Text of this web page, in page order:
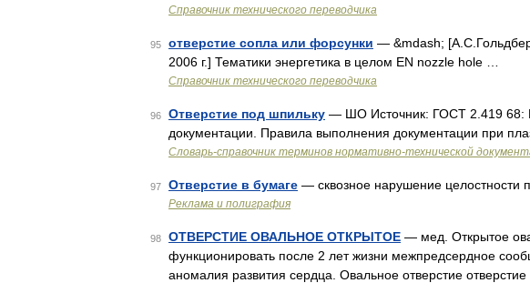
Справочник технического переводчика
95 отверстие сопла или форсунки — &mdash;
2006 г.] Тематики энергетика в целом EN nozzle hole …
Справочник технического переводчика
96 Отверстие под шпильку — ШО Источник: ГОСТ 2.419 68:
документации. Правила выполнения документации при
Словарь-справочник терминов нормативно-технической
97 Отверстие в бумаге — сквозное нарушение целостности
Реклама и полиграфия
98 ОТВЕРСТИЕ ОВАЛЬНОЕ ОТКРЫТОЕ — мед. Открытое
функционировать после 2 лет жизни межпредсердное
аномалия развития сердца. Овальное отверстие